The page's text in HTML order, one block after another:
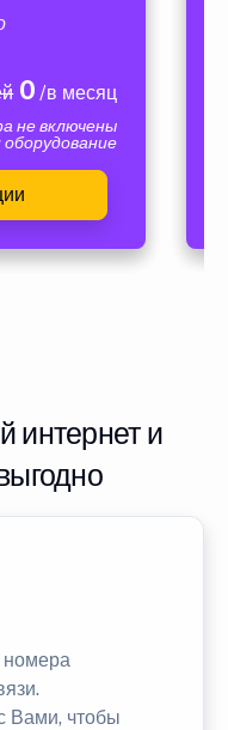
0 /в месяц
не включены
интернет и
номера
Вами, чтобы